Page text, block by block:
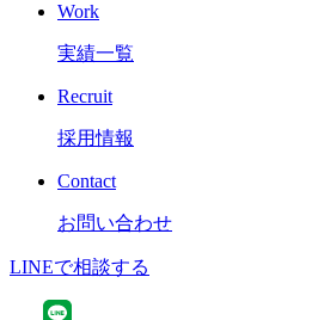
Work
実績一覧
Recruit
採用情報
Contact
お問い合わせ
LINEで相談する